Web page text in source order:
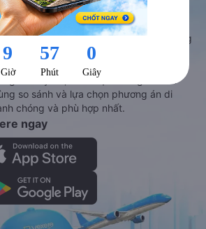
xe
vé đa phương tiện với hơn 3000+ nhà
tuyến đường toàn quốc, tất cả hãng
dịch vụ thuê xe máy, xe du lịch phủ
Việt Nam.
tin đầy đủ, minh bạch cùng vô vàn
so sánh và lựa chọn phương án di
chóng và phù hợp nhất.
ngay